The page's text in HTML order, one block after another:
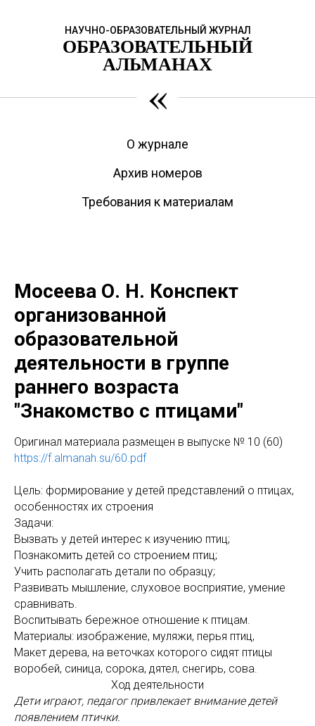
НАУЧНО-ОБРАЗОВАТЕЛЬНЫЙ ЖУРНАЛ
ОБРАЗОВАТЕЛЬНЫЙ
АЛЬМАНАХ
«
О журнале
Архив номеров
Требования к материалам
Мосеева О. Н. Конспект
организованной
образовательной
деятельности в группе
раннего возраста
"Знакомство с птицами"
Оригинaл материала размещен в выпуске № 10 (60)
https://f.almanah.su/60.pdf
Цель: формирование у детей представлений о птицах,
особенностях их строения
Задачи:
Вызвать у детей интерес к изучению птиц;
Познакомить детей со строением птиц;
Учить располагать детали по образцу;
Развивать мышление, слуховое восприятие, умение
сравнивать.
Воспитывать бережное отношение к птицам.
Материалы: изображение, муляжи, перья птиц,
Макет дерева, на веточках которого сидят птицы
воробей, синица, сорока, дятел, снегирь, сова.
Ход деятельности
Дети играют, педагог привлекает внимание детей
появлением птички.